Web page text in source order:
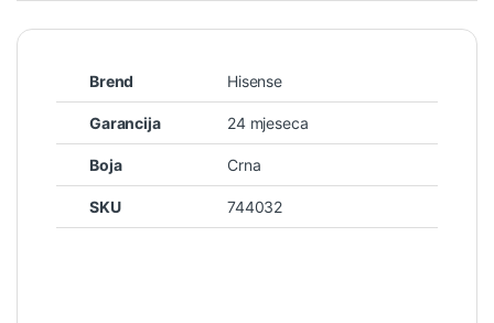
Brend Hisense
Garancija 24 mjeseca
Boja Crna
SKU 744032